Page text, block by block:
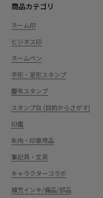
商品カテゴリ
ネーム印
ビジネス印
ネームペン
手形・足形スタンプ
慶弔スタンプ
スタンプ台 (目的からさがす)
印鑑
朱肉・印章用品
筆記具・文具
キャラクターコラボ
補充インキ/備品/部品